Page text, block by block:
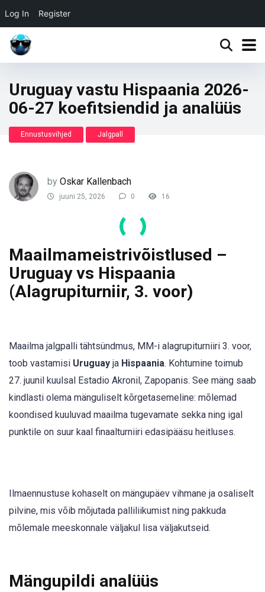
Log In Register
Uruguay vastu Hispaania 2026-
06-27 koefitsiendid ja analüüs
Ennustusvihjed Jalgpall
by Oskar Kallenbach
juuni 25, 2026 0 16
Maailmameistrivõistlused –
Uruguay vs Hispaania
(Alagrupiturniir, 3. voor)
Maailma jalgpalli tähtsündmus, MM-i alagrupiturniiri 3. voor,
toob vastamisi Uruguay ja Hispaania. Kohtumine toimub
27. juunil kuulsal Estadio Akronil, Zapopanis. See mäng saab
kindlasti olema mänguliselt kõrgetasemeline: mõlemad
koondised kuuluvad maailma tugevamate sekka ning igal
punktile on suur kaal finaalturniiri edasipääsu heitluses.
Ilmaennustuse kohaselt on mängupäev vihmane ja osaliselt
pilvine, mis võib mõjutada palliliikumist ning pakkuda
mõlemale meeskonnale väljakul lisa väljakutseid.
Mängupildi analüüs